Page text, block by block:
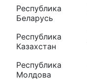
Республика
Беларусь
Республика
Казахстан
Республика
Молдова